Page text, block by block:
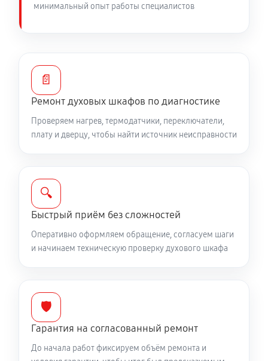
минимальный опыт работы специалистов
📄
Ремонт духовых шкафов по диагностике
Проверяем нагрев, термодатчики, переключатели,
плату и дверцу, чтобы найти источник неисправности
🔍
Быстрый приём без сложностей
Оперативно оформляем обращение, согласуем шаги
и начинаем техническую проверку духового шкафа
🛡️
Гарантия на согласованный ремонт
До начала работ фиксируем объём ремонта и